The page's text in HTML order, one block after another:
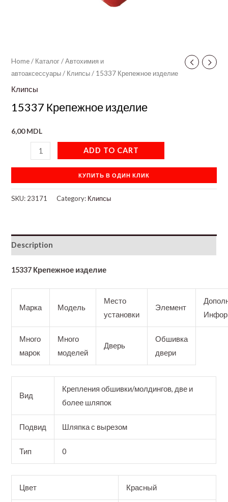
Home/ Каталог/Автохимия и
автоаксессуары/ Клипсы/ 15337 Крепежное изделие
Клипсы
15337 Крепежное изделие
6,00MDL
ADD TO CART
КУПИТЬ В ОДИН КЛИК
SKU: 23171 Category: Клипсы
Description
15337 Крепежное изделие
Марка Модель
Место
установки
Элемент
Много
марок
Много
моделей
Дверь
Обшивка
двери
Вид
Крепления обшивки/молдингов, две и
более шляпок
Подвид Шляпка с вырезом
Тип 0
Цвет Красный